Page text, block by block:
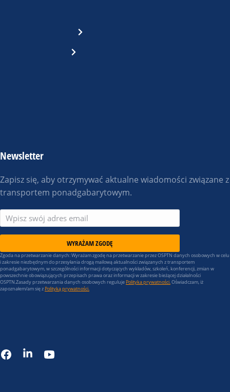
Newsletter
Zapisz się, aby otrzymywać aktualne wiadomości związane z
transportem ponadgabarytowym.
WYRAŻAM ZGODĘ
Zgoda na przetwarzanie danych: Wyrażam zgodę na przetwarzanie przez OSPTN danych osobowych w celu
i zakresie niezbędnym do przesyłania drogą mailową aktualności związanych z transportem
ponadgabarytowym, w szczególności informacji dotyczących wykładów, szkoleń, konferencji, zmian w
powszechnie obowiązujących przepisach prawa oraz informacji w zakresie bieżącej działalności
OSPTN.Zasady przetwarzania danych osobowych regulujePolityka prywatności.Oświadczam, iż
zapoznałem/am się zPolityką prywatności.